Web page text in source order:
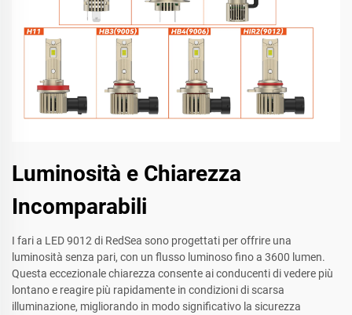
Luminosità e Chiarezza
Incomparabili
I fari a LED 9012 di RedSea sono progettati per offrire una
luminosità senza pari, con un flusso luminoso fino a 3600 lumen.
Questa eccezionale chiarezza consente ai conducenti di vedere più
lontano e reagire più rapidamente in condizioni di scarsa
illuminazione, migliorando in modo significativo la sicurezza